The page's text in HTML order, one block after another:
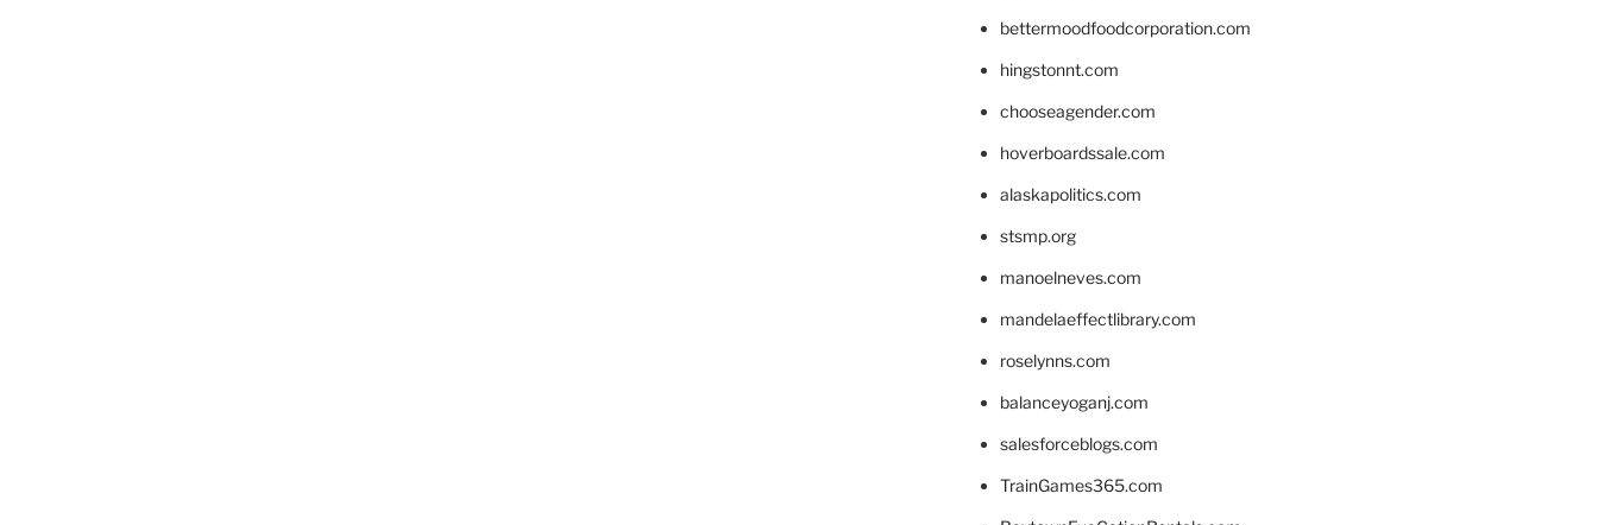
bettermoodfoodcorporation.com
hingstonnt.com
chooseagender.com
hoverboardssale.com
alaskapolitics.com
stsmp.org
manoelneves.com
mandelaeffectlibrary.com
roselynns.com
balanceyoganj.com
salesforceblogs.com
TrainGames365.com